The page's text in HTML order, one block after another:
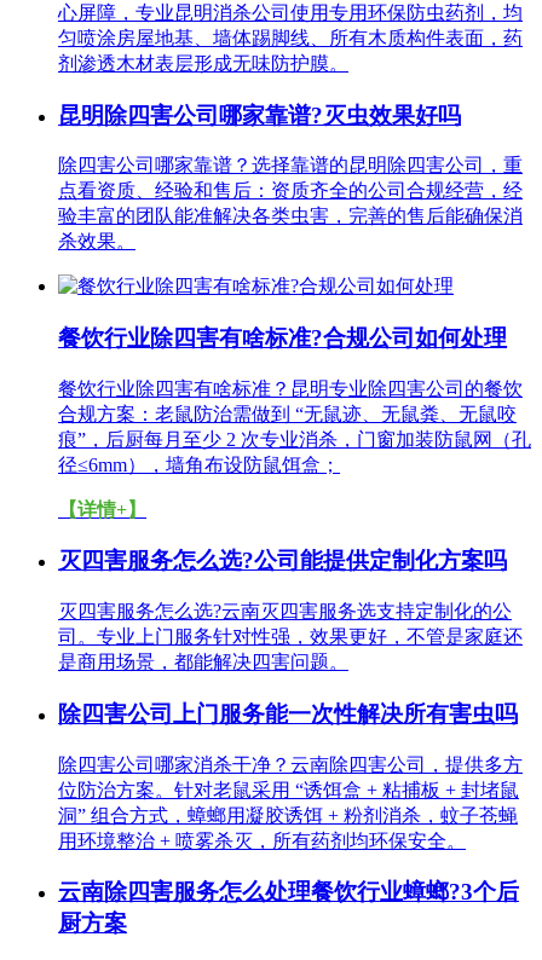
心屏障，专业昆明消杀公司使用专用环保防虫药剂，均
匀喷涂房屋地基、墙体踢脚线、所有木质构件表面，药
剂渗透木材表层形成无味防护膜。
昆明除四害公司哪家靠谱?灭虫效果好吗
除四害公司哪家靠谱？选择靠谱的昆明除四害公司，重
点看资质、经验和售后：资质齐全的公司合规经营，经
验丰富的团队能准解决各类虫害，完善的售后能确保消
杀效果。
餐饮行业除四害有啥标准?合规公司如何处理
餐饮行业除四害有啥标准？昆明专业除四害公司的餐饮
合规方案：老鼠防治需做到 “无鼠迹、无鼠粪、无鼠咬
痕”，后厨每月至少 2 次专业消杀，门窗加装防鼠网（孔
径≤6mm），墙角布设防鼠饵盒；
【详情+】
灭四害服务怎么选?公司能提供定制化方案吗
灭四害服务怎么选?云南灭四害服务选支持定制化的公
司。专业上门服务针对性强，效果更好，不管是家庭还
是商用场景，都能解决四害问题。
除四害公司上门服务能一次性解决所有害虫吗
除四害公司哪家消杀干净？云南除四害公司，提供多方
位防治方案。针对老鼠采用 “诱饵盒 + 粘捕板 + 封堵鼠
洞” 组合方式，蟑螂用凝胶诱饵 + 粉剂消杀，蚊子苍蝇
用环境整治 + 喷雾杀灭，所有药剂均环保安全。
云南除四害服务怎么处理餐饮行业蟑螂?3个后
厨方案